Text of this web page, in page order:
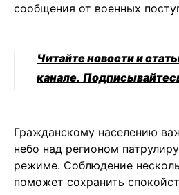
сообщения от военных
Читайте новости и
канале.
Гражданскому населению
небо над регионом
режиме. Соблюдение
поможет сохранить